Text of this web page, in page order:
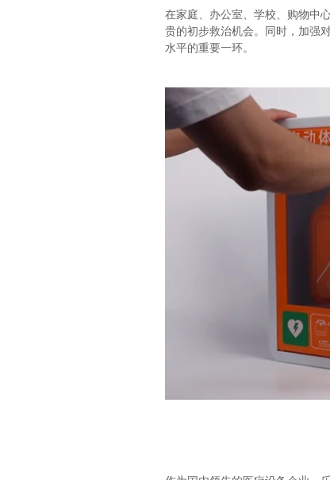
在家庭、办公室、学校、购物中
贵的初步救治机会。同时，加强
水平的重要一环。